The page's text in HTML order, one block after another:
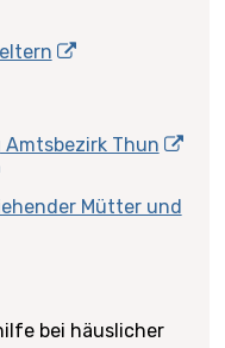
Thun
Mütter und
bei häuslicher